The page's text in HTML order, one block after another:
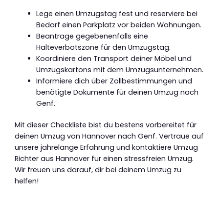
Lege einen Umzugstag fest und reserviere bei
Bedarf einen Parkplatz vor beiden Wohnungen.
Beantrage gegebenenfalls eine
Halteverbotszone für den Umzugstag.
Koordiniere den Transport deiner Möbel und
Umzugskartons mit dem Umzugsunternehmen.
Informiere dich über Zollbestimmungen und
benötigte Dokumente für deinen Umzug nach
Genf.
Mit dieser Checkliste bist du bestens vorbereitet für
deinen Umzug von Hannover nach Genf. Vertraue auf
unsere jahrelange Erfahrung und kontaktiere Umzug
Richter aus Hannover für einen stressfreien Umzug.
Wir freuen uns darauf, dir bei deinem Umzug zu
helfen!